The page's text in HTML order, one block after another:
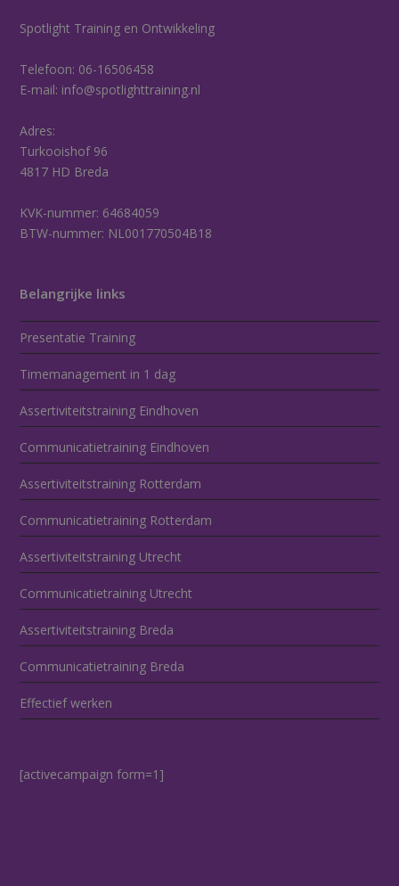
Spotlight Training en Ontwikkeling
Telefoon: 06-16506458
E-mail: info@spotlighttraining.nl
Adres:
Turkooishof 96
4817 HD Breda
KVK-nummer: 64684059
BTW-nummer: NL001770504B18
Belangrijke links
Presentatie Training
Timemanagement in 1 dag
Assertiviteitstraining Eindhoven
Communicatietraining Eindhoven
Assertiviteitstraining Rotterdam
Communicatietraining Rotterdam
Assertiviteitstraining Utrecht
Communicatietraining Utrecht
Assertiviteitstraining Breda
Communicatietraining Breda
Effectief werken
[activecampaign form=1]